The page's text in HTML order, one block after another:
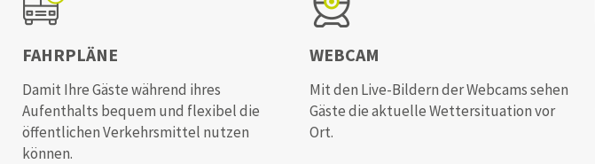
FAHRPLÄNE
Damit Ihre Gäste während ihres
Aufenthalts bequem und flexibel die
öffentlichen Verkehrsmittel nutzen
können.
WEBCAM
Mit den Live-Bildern der Webcams sehen
Gäste die aktuelle Wettersituation vor
Ort.